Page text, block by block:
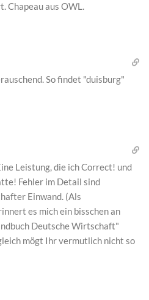
aus OWL.
So findet "duisburg"
Leistung, die ich Correct! und
Fehler im Detail sind
Einwand. (Als
es mich ein bisschen an
Deutsche Wirtschaft"
mögt Ihr vermutlich nicht so